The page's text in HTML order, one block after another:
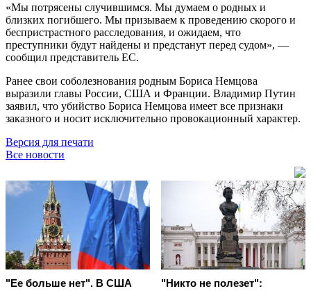
«Мы потрясены случившимся. Мы думаем о родных и
близких погибшего. Мы призываем к проведению скорого и
беспристрастного расследования, и ожидаем, что
преступники будут найдены и предстанут перед судом», —
сообщил представитель ЕС.
Ранее свои соболезнования родным Бориса Немцова
выразили главы России, США и Франции. Владимир Путин
заявил, что убийство Бориса Немцова имеет все признаки
заказного и носит исключительно провокационный характер.
Версия для печати
Все новости
"Ее больше нет". В США
"Никто не полезет":